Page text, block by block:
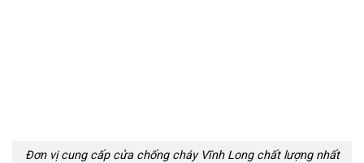
Đơn vị cung cấp cửa chống cháy Vĩnh Long chất lượng nhất